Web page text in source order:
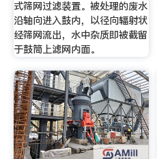
式筛网过滤装置。被处理的废水
沿轴向进入鼓内，以径向辐射状
经筛网流出，水中杂质即被截留
于鼓筒上滤网内面。